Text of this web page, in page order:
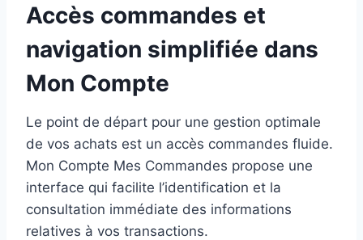
Accès commandes et
navigation simplifiée dans
Mon Compte
Le point de départ pour une gestion optimale
de vos achats est un accès commandes fluide.
Mon Compte Mes Commandes propose une
interface qui facilite l’identification et la
consultation immédiate des informations
relatives à vos transactions.